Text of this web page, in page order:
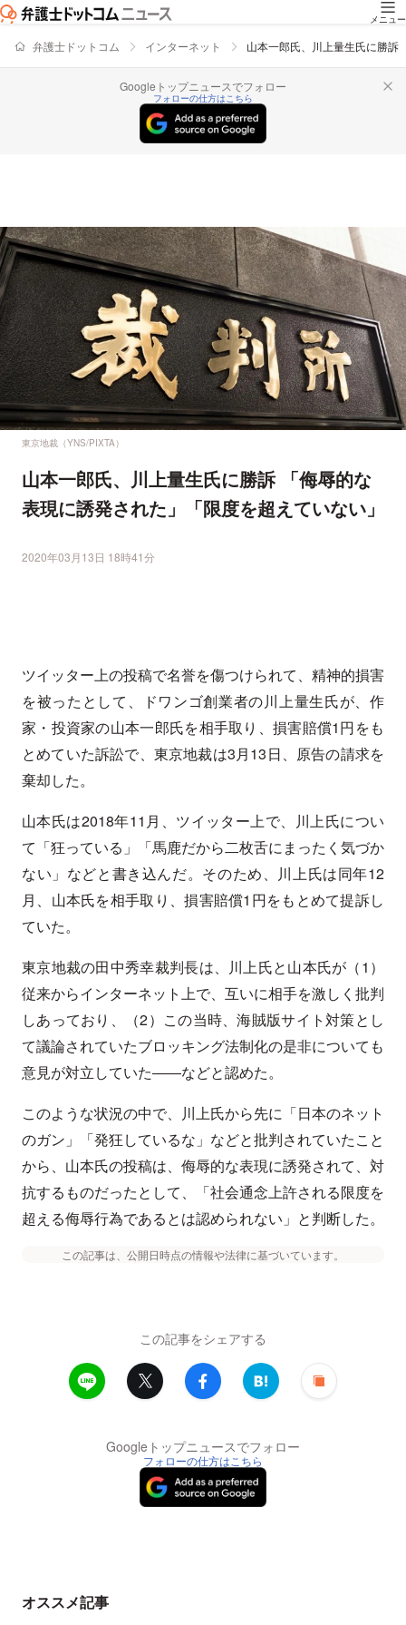
メニュー
弁護士ドットコム インターネット 山本一郎氏、川上量生氏に勝訴
Googleトップニュースでフォロー
フォローの仕方はこちら
東京地裁（YNS/PIXTA）
山本一郎氏、川上量生氏に勝訴 「侮辱的な
表現に誘発された」「限度を超えていない」
2020年03月13日 18時41分
ツイッター上の投稿で名誉を傷つけられて、精神的損害
を被ったとして、ドワンゴ創業者の川上量生氏が、作
家・投資家の山本一郎氏を相手取り、損害賠償1円をも
とめていた訴訟で、東京地裁は3月13日、原告の請求を
棄却した。
山本氏は2018年11月、ツイッター上で、川上氏につい
て「狂っている」「馬鹿だから二枚舌にまったく気づか
ない」などと書き込んだ。そのため、川上氏は同年12
月、山本氏を相手取り、損害賠償1円をもとめて提訴し
ていた。
東京地裁の田中秀幸裁判長は、川上氏と山本氏が（1）
従来からインターネット上で、互いに相手を激しく批判
しあっており、（2）この当時、海賊版サイト対策とし
て議論されていたブロッキング法制化の是非についても
意見が対立していた――などと認めた。
このような状況の中で、川上氏から先に「日本のネット
のガン」「発狂しているな」などと批判されていたこと
から、山本氏の投稿は、侮辱的な表現に誘発されて、対
抗するものだったとして、「社会通念上許される限度を
超える侮辱行為であるとは認められない」と判断した。
この記事は、公開日時点の情報や法律に基づいています。
この記事をシェアする
Googleトップニュースでフォロー
フォローの仕方はこちら
オススメ記事